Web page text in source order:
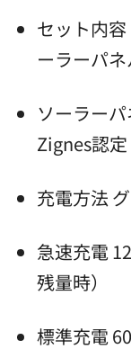
セット内
ーラーパ
ソーラーパ
Zignes認定
充電方法
急速充電
残量時）
標準充電